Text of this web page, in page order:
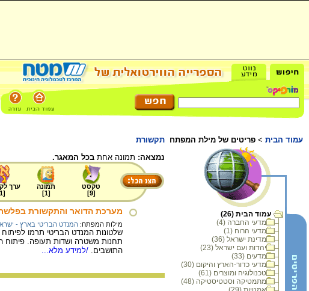
עמוד הבית > פריטים של מילת המפתח תקשורת
עמוד הבית (26)
מדעי החברה (4)
מדעי הרוח (1)
מדינת ישראל (36)
יהדות ועם ישראל (23)
מדעים (33)
מדעי כדור-הארץ והיקום (30)
טכנולוגיה ומוצרים (61)
מתמטיקה וסטטיסטיקה (48)
נמצאה: תמונה אחת בכל המאגר.
טקסט
[
9
]
תמונה
[
1
]
ערך
[
מערכת הדואר והתקשורת בפלשתינה
מילות המפתח: המנדט הבריטי בארץ -
שלטונות המנדט הבריטי תרמו
תחנות משטרה ושדות תעופה. פיתוח
התושבים. /למידע מלא...